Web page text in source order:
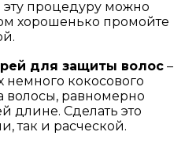
эту процедуру можно
хорошенько промойте
для защиты волос –
немного кокосового
волосы, равномерно
длине. Сделать это
так и расческой.